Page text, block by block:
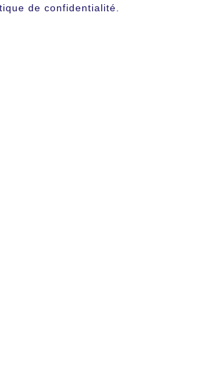
de confidentialité.